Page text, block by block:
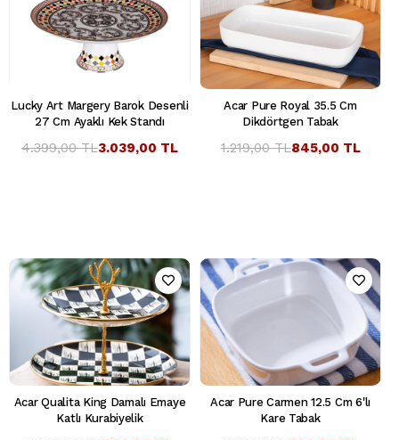
Lucky Art Margery Barok Desenli
27 Cm Ayaklı Kek Standı
3.039,00 TL
4.399,00 TL
Acar Pure Royal 35.5 Cm
Dikdörtgen Tabak
845,00 TL
1.219,00 TL
Acar Qualita King Damalı Emaye
Katlı Kurabiyelik
Acar Pure Carmen 12.5 Cm 6'lı
Kare Tabak